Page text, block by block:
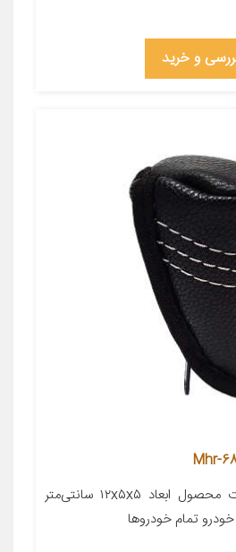
و خرید
معرفی محصول جزئیات محصول ابعاد ۱۲x۵x۵ سانتی‌متر
تمام خودروها